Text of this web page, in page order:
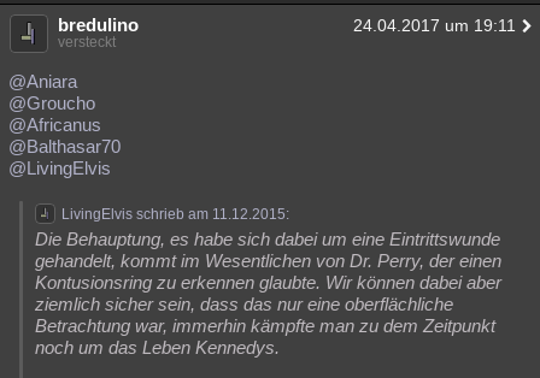
bredulino 24.04.2017 um 19:11
versteckt
@Aniara
@Groucho
@Africanus
@Balthasar70
@LivingElvis
LivingElvis schrieb am 11.12.2015:
Die Behauptung, es habe sich dabei um eine Eintrittswunde
gehandelt, kommt im Wesentlichen von Dr. Perry, der einen
Kontusionsring zu erkennen glaubte. Wir können dabei aber
ziemlich sicher sein, dass das nur eine oberflächliche
Betrachtung war, immerhin kämpfte man zu dem Zeitpunkt
noch um das Leben Kennedys.